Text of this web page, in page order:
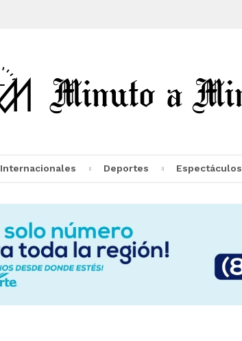
Internacionales Deportes Espectáculos